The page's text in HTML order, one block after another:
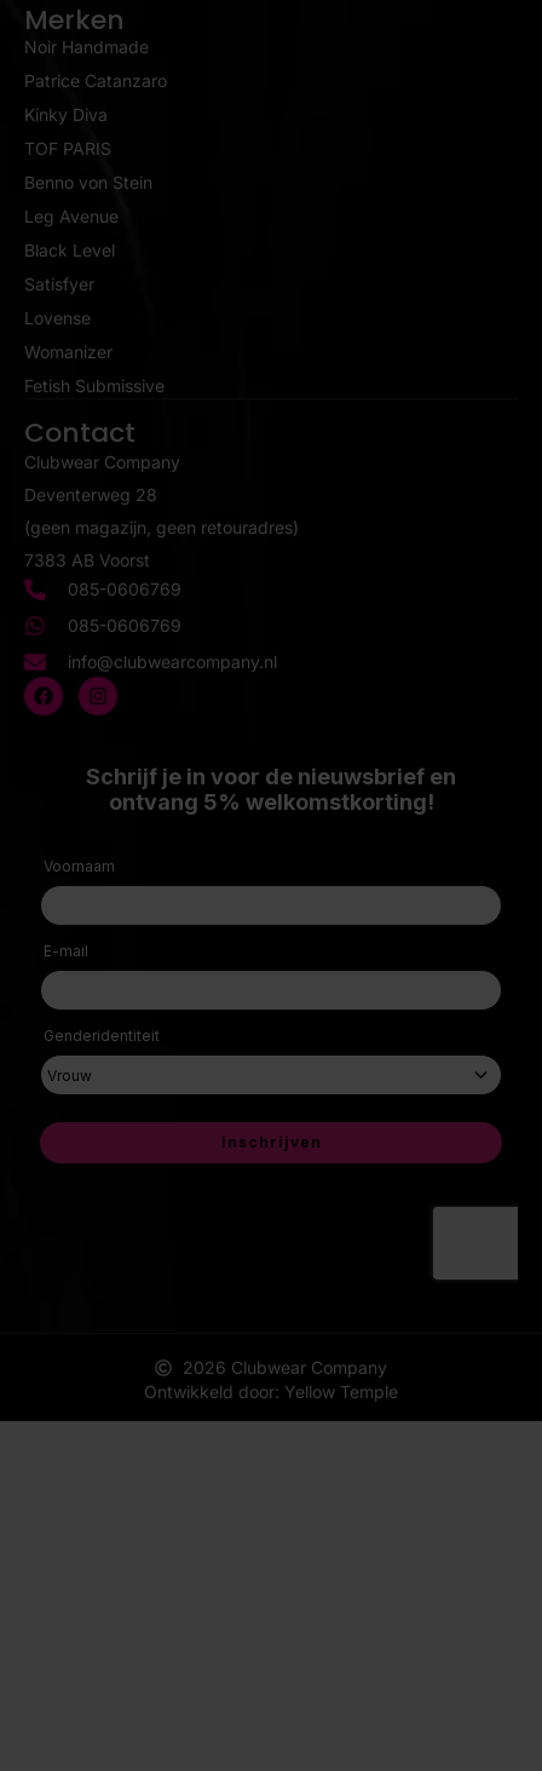
Merken
Noir Handmade
Patrice Catanzaro
Kinky Diva
TOF PARIS
Benno von Stein
Leg Avenue
Black Level
Satisfyer
Lovense
Womanizer
Fetish Submissive
Contact
Clubwear Company
Deventerweg 28
(geen magazijn, geen retouradres)
7383 AB Voorst
085-0606769
085-0606769
info@clubwearcompany.nl
2026 Clubwear Company
Ontwikkeld door: Yellow Temple